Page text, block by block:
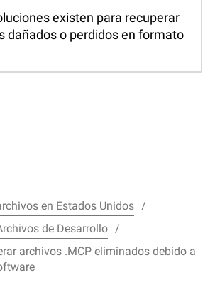
existen para recuperar
dañados o perdidos en formato
en Estados Unidos
de Desarrollo
archivos .MCP eliminados debido a